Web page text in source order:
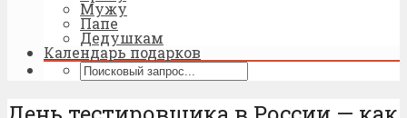
Мужу
Папе
Дедушкам
Календарь подарков